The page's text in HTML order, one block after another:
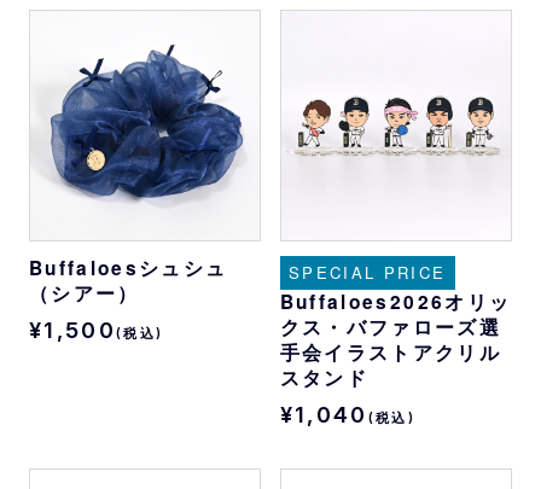
Buffaloesシュシュ
（シアー）
¥1,500 (税込)
SPECIAL PRICE
Buffaloes2026オリッ
クス・バファローズ選
手会イラストアクリル
スタンド
¥1,040 (税込)